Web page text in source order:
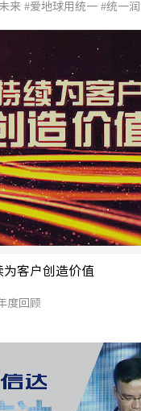
来 #爱地球用统一 #统一
客户创造价值
度回顾